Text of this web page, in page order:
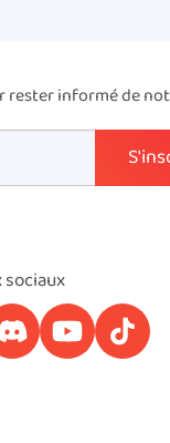
rester informé de
sociaux